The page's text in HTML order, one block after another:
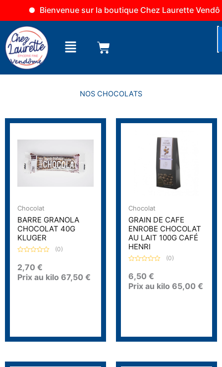
Bienvenue sur la boutique Chez Laurette Vendôme
contenu
Menu
NOS CHOCOLATS
Chocolat
BARRE GRANOLA
CHOCOLAT 40G
KLUGER
o
t
e
0
(0)
2,70 €
Prix au kilo 67,50 €
Chocolat
GRAIN DE CAFE
ENROBE CHOCOLAT
AU LAIT 100G CAFÉ
HENRI
o
t
e
0
(0)
6,50 €
Prix au kilo 65,00 €